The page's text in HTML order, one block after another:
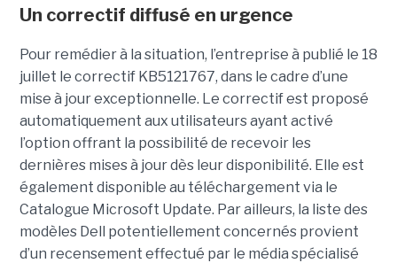
Un correctif diffusé en urgence
Pour remédier à la situation, l’entreprise à publié le 18
juillet le correctif KB5121767, dans le cadre d’une
mise à jour exceptionnelle. Le correctif est proposé
automatiquement aux utilisateurs ayant activé
l’option offrant la possibilité de recevoir les
dernières mises à jour dès leur disponibilité. Elle est
également disponible au téléchargement via le
Catalogue Microsoft Update. Par ailleurs, la liste des
modèles Dell potentiellement concernés provient
d’un recensement effectué par le média spécialisé